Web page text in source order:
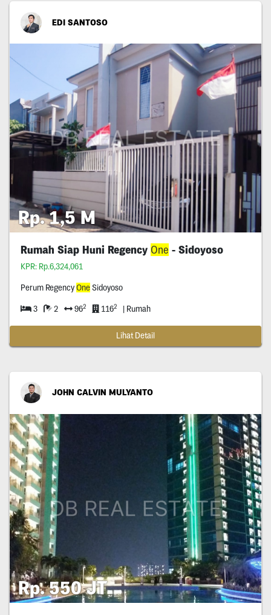
EDI SANTOSO
Rp. 1,5 M
Rumah Siap Huni Regency One - Sidoyoso
KPR: Rp.6,324,061
Perum RegencyOneSidoyoso
3 2 962 1162 | Rumah
Lihat Detail
JOHN CALVIN MULYANTO
Rp. 550 JT